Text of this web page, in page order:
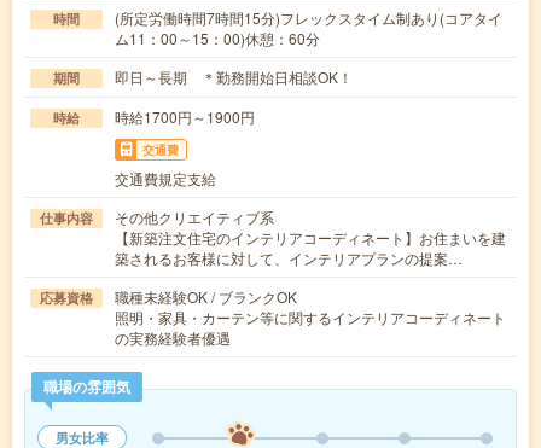
時間
(所定労働時間7時間15分)フレックスタイム制あり(コアタイ
ム11：00～15：00)休憩：60分
期間 即日～長期 ＊勤務開始日相談OK！
時給 時給1700円～1900円
交通費
交通費規定支給
仕事内容
その他クリエイティブ系
【新築注文住宅のインテリアコーディネート】お住まいを建
築されるお客様に対して、インテリアプランの提案…
応募資格
職種未経験OK / ブランクOK
照明・家具・カーテン等に関するインテリアコーディネート
の実務経験者優遇
職場の雰囲気
男女比率